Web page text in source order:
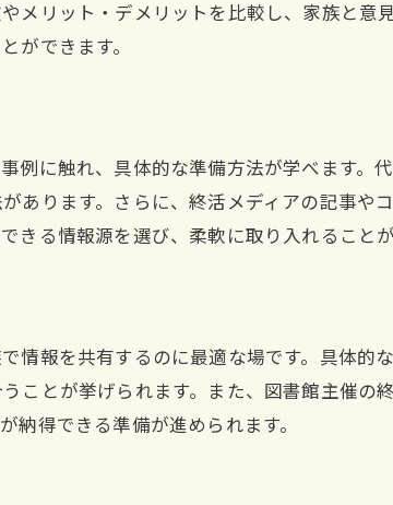
を通じてトラブル防止の仕組みを作る
負担について終活メディア情報を活用
じた安心の葬儀プラン作り
で叶える安心できる葬儀プランの立て方
による希望や価値観を反映した葬儀設計
図書館活用で最適な葬儀プランを探す
体験談から学ぶ後悔しない準備のコツ
絆を深める終活の進め方とは
メリット・デメリットを比較し、家族と意
ができます。
例に触れ、具体的な準備方法が学べます。
あります。さらに、終活メディアの記事や
きる情報源を選び、柔軟に取り入れること
情報を共有するのに最適な場です。具体的
ことが挙げられます。また、図書館主催の
得できる準備が進められます。